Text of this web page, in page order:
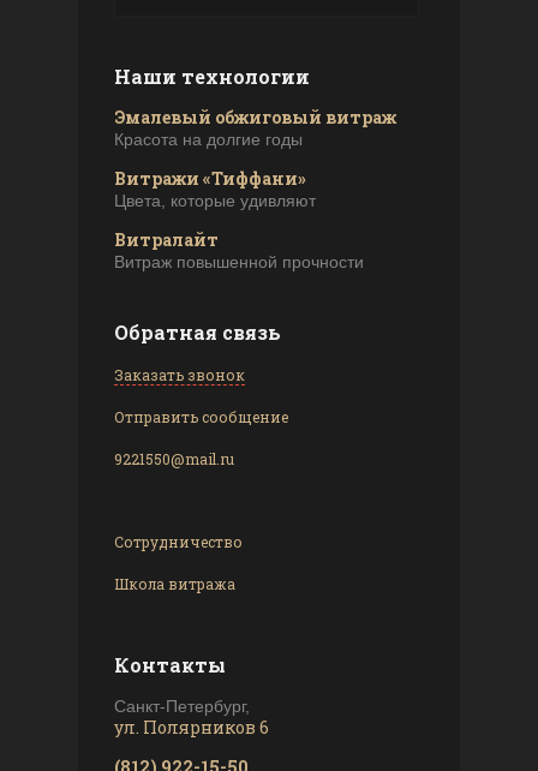
Наши технологии
Эмалевый обжиговый витраж
Красота на долгие годы
Витражи «Тиффани»
Цвета, которые удивляют
Витралайт
Витраж повышенной прочности
Обратная связь
Заказать звонок
Отправить сообщение
9221550@mail.ru
Сотрудничество
Школа витража
Контакты
Санкт-Петербург,
ул. Полярников 6
(812) 922-15-50